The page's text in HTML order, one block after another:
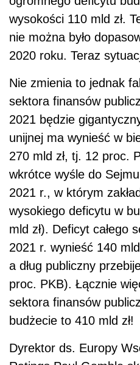
wkrótce wyśle do Sejmu
2021 r., w którym
wysokiego deficytu w
mld zł). Deficyt całego
2021 r. wynieść 140
a dług publiczny
proc. PKB). Łącznie
sektora finansów
budżecie to 410 mld zł!
Dyrektor ds. Europy
Ratings Paul Gamble
wysokość deficytu
publicznych Polski na
interesująca" na tle
angielskim ma to
zabarwienie, choć
bardzo trafne. Tak